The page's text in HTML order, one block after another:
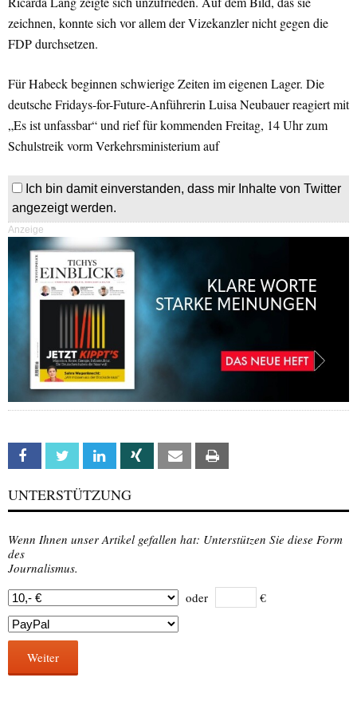
zeichnen, konnte sich vor allem der Vizekanzler nicht gegen die
FDP durchsetzen.
Für Habeck beginnen schwierige Zeiten im eigenen Lager. Die
deutsche Fridays-for-Future-Anführerin Luisa Neubauer reagiert mit
„Es ist unfassbar“ und rief für kommenden Freitag, 14 Uhr zum
Schulstreik vorm Verkehrsministerium auf
Ich bin damit einverstanden, dass mir Inhalte von Twitter
angezeigt werden.
Anzeige
Facebook Twitter Linkedin Xing Email
UNTERSTÜTZUNG
Wenn Ihnen unser Artikel gefallen hat: Unterstützen Sie diese Form
des
Journalismus.
oder
€
Weiter